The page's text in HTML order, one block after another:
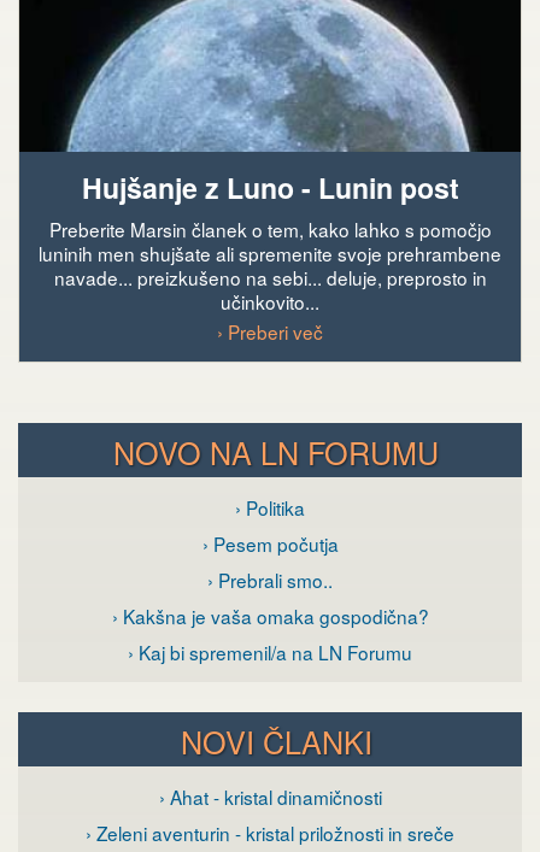
Hujšanje z Luno - Lunin post
Preberite Marsin članek o tem, kako lahko s pomočjo
luninih men shujšate ali spremenite svoje prehrambene
navade... preizkušeno na sebi... deluje, preprosto in
učinkovito...
› Preberi več
NOVO NA LN FORUMU
› Politika
› Pesem počutja
› Prebrali smo..
› Kakšna je vaša omaka gospodična?
› Kaj bi spremenil/a na LN Forumu
NOVI ČLANKI
› Ahat - kristal dinamičnosti
› Zeleni aventurin - kristal priložnosti in sreče